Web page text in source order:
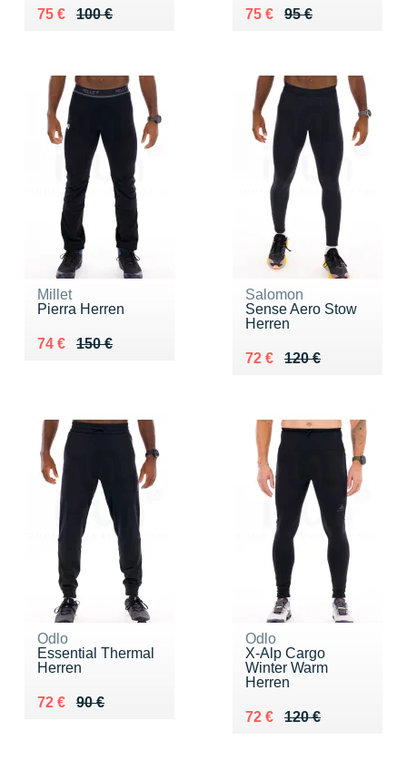
100 €
Au lieu de 100 €
75 €
Vendu 75 € 95 €
Au lieu de 95 €
75 €
Vendu 75 €
Millet
Pierra Herren
150 €
Au lieu de 150 €
74 €
Vendu 74 €
Salomon
Sense Aero Stow
Herren
120 €
Au lieu de 120 €
72 €
Vendu 72 €
Odlo
Essential Thermal
Herren
90 €
Au lieu de 90 €
72 €
Vendu 72 €
Odlo
X-Alp Cargo
Winter Warm
Herren
120 €
Au lieu de 120 €
72 €
Vendu 72 €